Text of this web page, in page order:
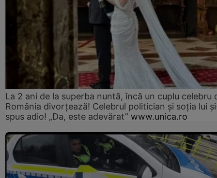
La 2 ani de la superba nuntă, încă un cuplu celebru
România divorțează! Celebrul politician și soția lui
spus adio! „Da, este adevărat” www.unica.ro